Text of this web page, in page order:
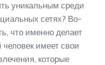
уникальным среди
сетях? Во-
что именно делает
имеет свои
которые